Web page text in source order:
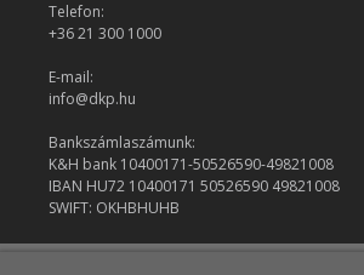
Telefon:
+36 21 300 1000
E-mail:
info@dkp.hu
Bankszámlaszámunk:
K&H bank 10400171-50526590-49821008
IBAN HU72 10400171 50526590 49821008
SWIFT: OKHBHUHB